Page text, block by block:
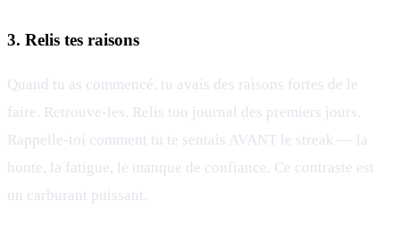
3. Relis tes raisons
Quand tu as commencé, tu avais des raisons fortes de le
faire. Retrouve-les. Relis ton journal des premiers jours.
Rappelle-toi comment tu te sentais AVANT le streak — la
honte, la fatigue, le manque de confiance. Ce contraste est
un carburant puissant.